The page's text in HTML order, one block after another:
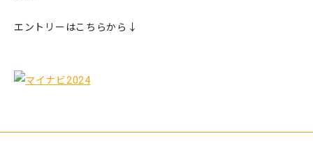
エントリーはこちらから↓